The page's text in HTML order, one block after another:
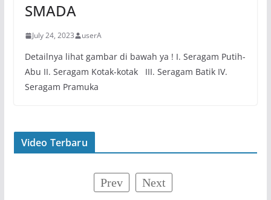
SMADA
July 24, 2023 userA
Detailnya lihat gambar di bawah ya ! I. Seragam Putih-
Abu II. Seragam Kotak-kotak III. Seragam Batik IV.
Seragam Pramuka
Video Terbaru
Prev Next